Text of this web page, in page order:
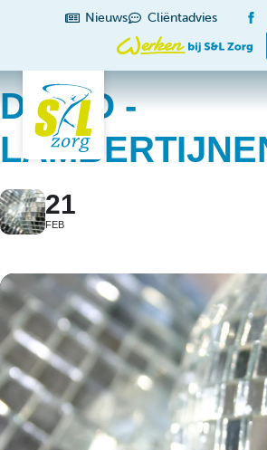
Nieuws Cliëntadvies
DISCO -
21
FEB